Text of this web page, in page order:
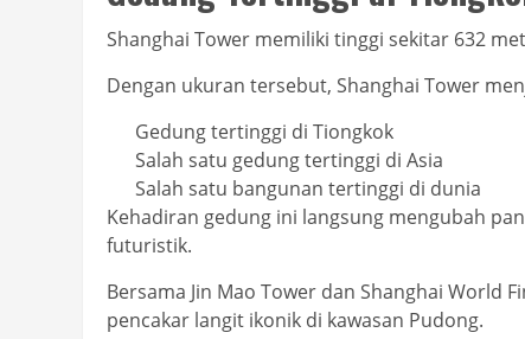
Shanghai Tower memiliki tinggi sekitar 632
Dengan ukuran tersebut, Shanghai Tower
Gedung tertinggi di Tiongkok
Salah satu gedung tertinggi di Asia
Salah satu bangunan tertinggi di dunia
Kehadiran gedung ini langsung mengubah
futuristik.
Bersama Jin Mao Tower dan Shanghai World
pencakar langit ikonik di kawasan Pudong.